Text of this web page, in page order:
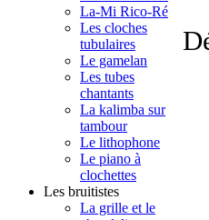
La-Mi Rico-Ré
Les cloches
tubulaires
Le gamelan
Les tubes
chantants
La kalimba sur
tambour
Le lithophone
Le piano à
clochettes
Les bruitistes
La grille et le